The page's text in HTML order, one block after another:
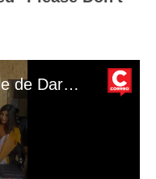
Fiscales allanan inmueble de Darwin Espinoza